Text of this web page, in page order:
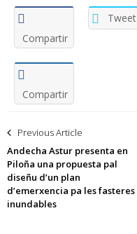
Compartir
Tweet
Compartir
Navegación
de
entradas
Previous Article
Andecha Astur presenta en
Piloña una propuesta pal
diseñu d’un plan
d’emerxencia pa les fasteres
inundables